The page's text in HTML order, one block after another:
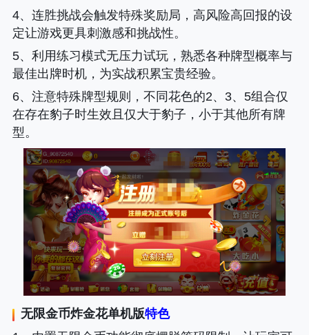
4、连胜挑战会触发特殊奖励局，高风险高回报的设
定让游戏更具刺激感和挑战性。
5、利用练习模式无压力试玩，熟悉各种牌型概率与
最佳出牌时机，为实战积累宝贵经验。
6、注意特殊牌型规则，不同花色的2、3、5组合仅
在存在豹子时生效且仅大于豹子，小于其他所有牌
型。
无限金币炸金花单机版特色